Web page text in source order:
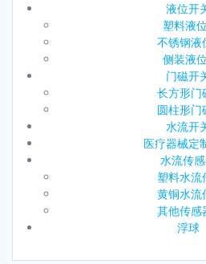
液位开
塑料液
不锈钢液
侧装液
门磁开
长方形门
圆柱形门
水流开
医疗器械定
水流传
塑料水流
黄铜水流
其他传感
浮球